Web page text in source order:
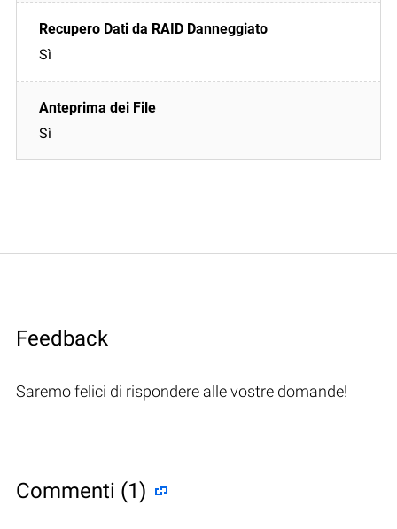
Sì
Sì
Feedback
Saremo felici di rispondere alle vostre domande!
Commenti (1)